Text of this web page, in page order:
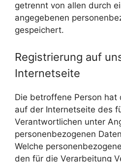
getrennt von allen durch
angegebenen
gespeichert.
Registrierung auf
Internetseite
Die betroffene Person hat
auf der Internetseite des
Verantwortlichen unter
personenbezogenen
Welche
den für die Verarbeitung